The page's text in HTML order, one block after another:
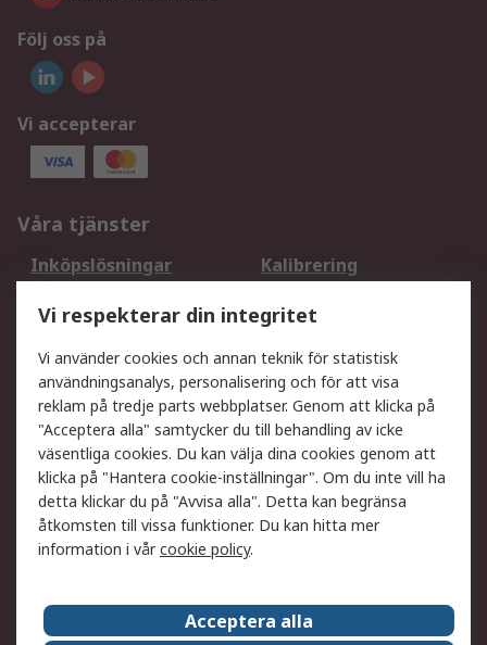
Följ oss på
Vi accepterar
Våra tjänster
Inköpslösningar
Kalibrering
DesignSpark
Teknisk Support
Ditt lokala säljteam
Exportlösningar
Support
Få hjälp
Retur av varor
Leverans
Spåra din order
Begär en fakturakopi
Fördelar med RS-konto
Betalningsalternativ
Om RS Försäljningsvillkor
Vi respekterar din integritet
Vi använder cookies och annan teknik för statistisk
användningsanalys, personalisering och för att visa
reklam på tredje parts webbplatser. Genom att klicka på
"Acceptera alla" samtycker du till behandling av icke
väsentliga cookies. Du kan välja dina cookies genom att
klicka på "Hantera cookie-inställningar". Om du inte vill ha
detta klickar du på "Avvisa alla". Detta kan begränsa
åtkomsten till vissa funktioner. Du kan hitta mer
information i vårcookie policy.
Acceptera alla